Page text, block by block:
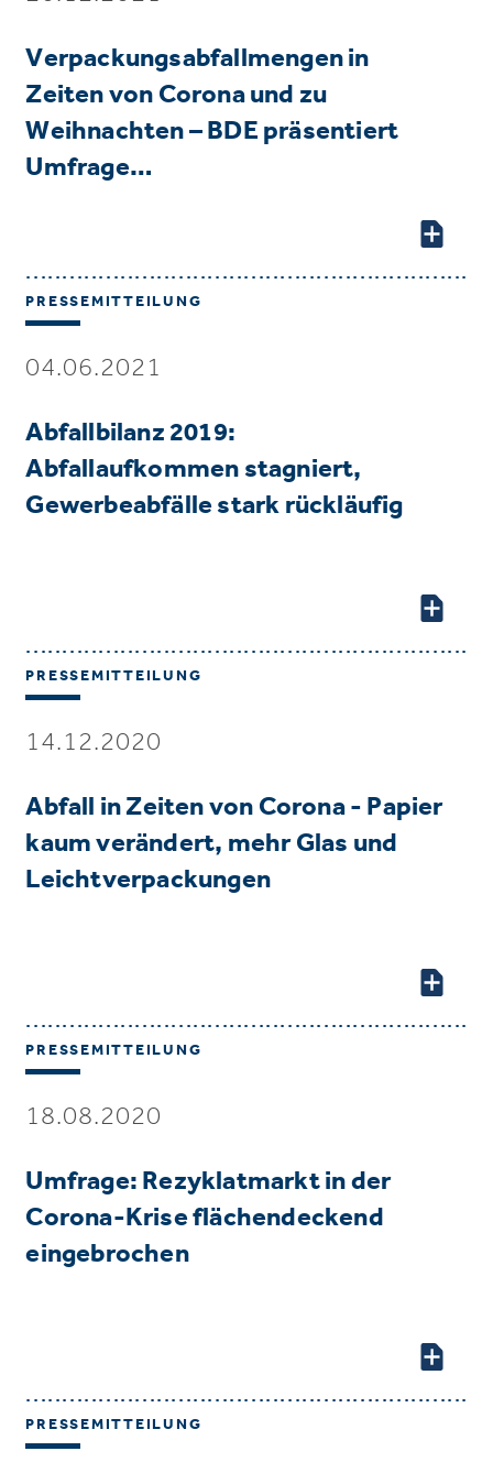
Verpackungsabfallmengen in
Zeiten von Corona und zu
Weihnachten – BDE präsentiert
Umfrage…
PRESSEMITTEILUNG
04.06.2021
Abfallbilanz 2019:
Abfallaufkommen stagniert,
Gewerbeabfälle stark rückläufig
PRESSEMITTEILUNG
14.12.2020
Abfall in Zeiten von Corona - Papier
kaum verändert, mehr Glas und
Leichtverpackungen
PRESSEMITTEILUNG
18.08.2020
Umfrage: Rezyklatmarkt in der
Corona-Krise flächendeckend
eingebrochen
PRESSEMITTEILUNG